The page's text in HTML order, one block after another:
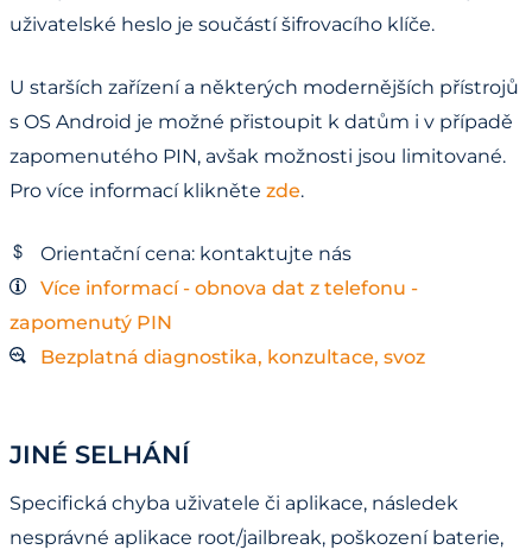
uživatelské heslo je součástí šifrovacího klíče.
U starších zařízení a některých modernějších přístrojů
s OS Android je možné přistoupit k datům i v případě
zapomenutého PIN, avšak možnosti jsou limitované.
Pro více informací klikněte zde.
Orientační cena: kontaktujte nás
Více informací - obnova dat z telefonu -
zapomenutý PIN
Bezplatná diagnostika, konzultace, svoz
JINÉ SELHÁNÍ
Specifická chyba uživatele či aplikace, následek
nesprávné aplikace root/jailbreak, poškození baterie,